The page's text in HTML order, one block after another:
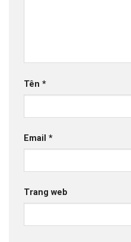
Tên *
Email *
Trang web